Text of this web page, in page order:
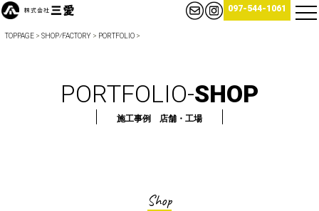
097-544-1061
TOPPAGE > SHOP⁄FACTORY > PORTFOLIO >
PORTFOLIO-SHOP
施工事例 店舗・工場
Shop